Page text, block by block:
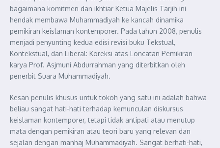
bagaimana komitmen dan ikhtiar Ketua Majelis Tarjih ini
hendak membawa Muhammadiyah ke kancah dinamika
pemikiran keislaman kontemporer. Pada tahun 2008, penulis
menjadi penyunting kedua edisi revisi buku Tekstual,
Kontekstual, dan Liberal: Koreksi atas Loncatan Pemikiran
karya Prof. Asjmuni Abdurrahman yang diterbitkan oleh
penerbit Suara Muhammadiyah.
Kesan penulis khusus untuk tokoh yang satu ini adalah bahwa
beliau sangat hati-hati terhadap kemunculan diskursus
keislaman kontemporer, tetapi tidak antipati atau menutup
mata dengan pemikiran atau teori baru yang relevan dan
sejalan dengan manhaj Muhammadiyah. Sangat berhati-hati,